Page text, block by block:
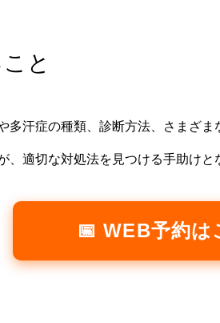
と
多汗症の種類、診断方法、さまざ
適切な対処法を見つける手助けと
📅 WEB予約は